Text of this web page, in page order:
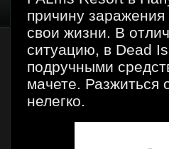
причину заражения
свои жизни. В
ситуацию, в Dead
подручными
мачете. Разжиться
нелегко.